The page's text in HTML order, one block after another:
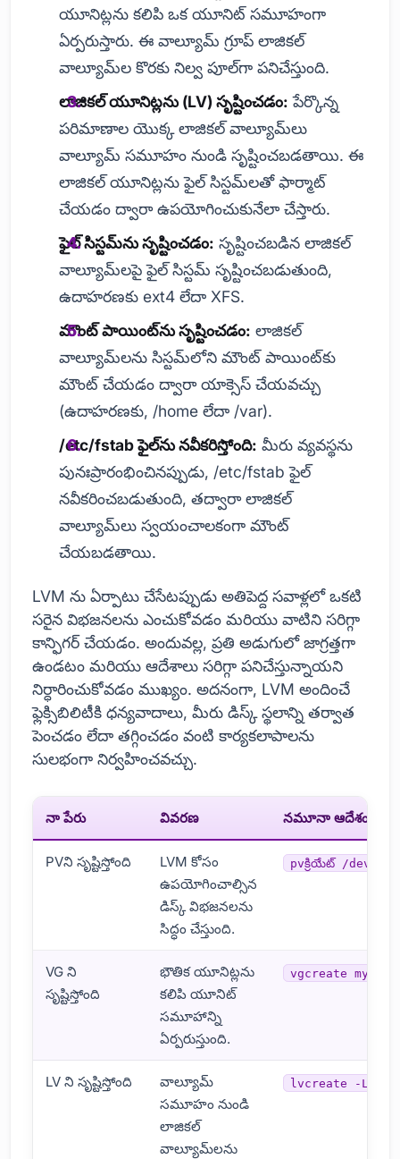
యూనిట్లను కలిపి ఒక యూనిట్ సమూహంగా
ఏర్పరుస్తారు. ఈ వాల్యూమ్ గ్రూప్ లాజికల్
వాల్యూమ్‌ల కొరకు నిల్వ పూల్‌గా పనిచేస్తుంది.
లాజికల్ యూనిట్లను (LV) సృష్టించడం: పేర్కొన్న
పరిమాణాల యొక్క లాజికల్ వాల్యూమ్‌లు
వాల్యూమ్ సమూహం నుండి సృష్టించబడతాయి. ఈ
లాజికల్ యూనిట్లను ఫైల్ సిస్టమ్‌లతో ఫార్మాట్
చేయడం ద్వారా ఉపయోగించుకునేలా చేస్తారు.
ఫైల్ సిస్టమ్‌ను సృష్టించడం: సృష్టించబడిన లాజికల్
వాల్యూమ్‌లపై ఫైల్ సిస్టమ్ సృష్టించబడుతుంది,
ఉదాహరణకు ext4 లేదా XFS.
మౌంట్ పాయింట్‌ను సృష్టించడం: లాజికల్
వాల్యూమ్‌లను సిస్టమ్‌లోని మౌంట్ పాయింట్‌కు
మౌంట్ చేయడం ద్వారా యాక్సెస్ చేయవచ్చు
(ఉదాహరణకు, /home లేదా /var).
/etc/fstab ఫైల్‌ను నవీకరిస్తోంది: మీరు వ్యవస్థను
పునఃప్రారంభించినప్పుడు, /etc/fstab ఫైల్
నవీకరించబడుతుంది, తద్వారా లాజికల్
వాల్యూమ్‌లు స్వయంచాలకంగా మౌంట్
చేయబడతాయి.
LVM ను ఏర్పాటు చేసేటప్పుడు అతిపెద్ద సవాళ్లలో ఒకటి
సరైన విభజనలను ఎంచుకోవడం మరియు వాటిని సరిగ్గా
కాన్ఫిగర్ చేయడం. అందువల్ల, ప్రతి అడుగులో జాగ్రత్తగా
ఉండటం మరియు ఆదేశాలు సరిగ్గా పనిచేస్తున్నాయని
నిర్ధారించుకోవడం ముఖ్యం. అదనంగా, LVM అందించే
ఫ్లెక్సిబిలిటీకి ధన్యవాదాలు, మీరు డిస్క్ స్థలాన్ని తర్వాత
పెంచడం లేదా తగ్గించడం వంటి కార్యకలాపాలను
సులభంగా నిర్వహించవచ్చు.
నా పేరు వివరణ నమూనా ఆదేశం
PVని సృష్టిస్తోంది
LVM కోసం
ఉపయోగించాల్సిన
డిస్క్ విభజనలను
సిద్ధం చేస్తుంది.
pvక్రియేట్ /dev/
VG ని
సృష్టిస్తోంది
భౌతిక యూనిట్లను
కలిపి యూనిట్
సమూహాన్ని
ఏర్పరుస్తుంది.
vgcreate myvg /
LV ని సృష్టిస్తోంది
వాల్యూమ్
సమూహం నుండి
లాజికల్
వాల్యూమ్‌లను
lvcreate -L 50G